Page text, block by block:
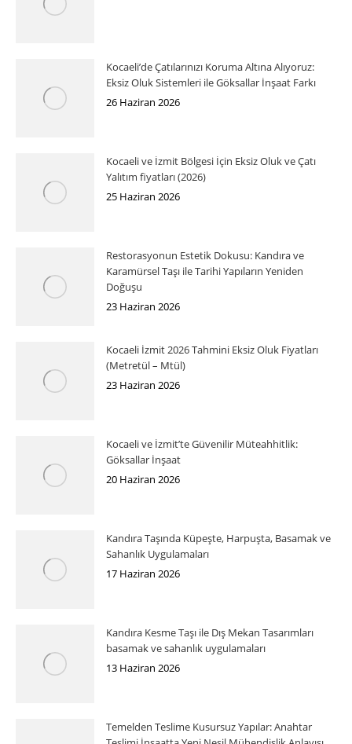
Kocaeli’de Çatılarınızı Koruma Altına Alıyoruz:
Eksiz Oluk Sistemleri ile Göksallar İnşaat Farkı
26 Haziran 2026
Kocaeli ve İzmit Bölgesi İçin Eksiz Oluk ve Çatı
Yalıtım fiyatları (2026)
25 Haziran 2026
Restorasyonun Estetik Dokusu: Kandıra ve
Karamürsel Taşı ile Tarihi Yapıların Yeniden
Doğuşu
23 Haziran 2026
Kocaeli İzmit 2026 Tahmini Eksiz Oluk Fiyatları
(Metretül – Mtül)
23 Haziran 2026
Kocaeli ve İzmit’te Güvenilir Müteahhitlik:
Göksallar İnşaat
20 Haziran 2026
Kandıra Taşında Küpeşte, Harpuşta, Basamak ve
Sahanlık Uygulamaları
17 Haziran 2026
Kandıra Kesme Taşı ile Dış Mekan Tasarımları
basamak ve sahanlık uygulamaları
13 Haziran 2026
Temelden Teslime Kusursuz Yapılar: Anahtar